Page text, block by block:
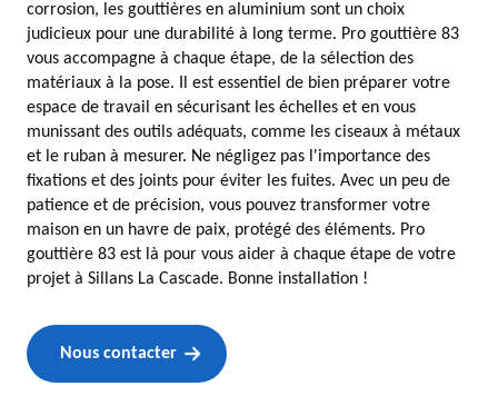
corrosion, les gouttières en aluminium sont un choix
judicieux pour une durabilité à long terme. Pro gouttière 83
vous accompagne à chaque étape, de la sélection des
matériaux à la pose. Il est essentiel de bien préparer votre
espace de travail en sécurisant les échelles et en vous
munissant des outils adéquats, comme les ciseaux à métaux
et le ruban à mesurer. Ne négligez pas l'importance des
fixations et des joints pour éviter les fuites. Avec un peu de
patience et de précision, vous pouvez transformer votre
maison en un havre de paix, protégé des éléments. Pro
gouttière 83 est là pour vous aider à chaque étape de votre
projet à Sillans La Cascade. Bonne installation !
Nous contacter